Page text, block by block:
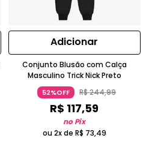
Adicionar
Conjunto Blusão com Calça
Masculino Trick Nick Preto
52%OFF R$244,99
R$ 117,59
no Pix
ou 2x de R$ 73,49